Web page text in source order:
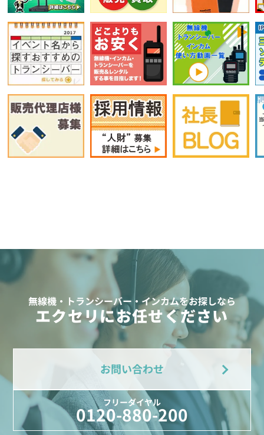
無線機・トランシーバー・インカムをお探しなら
エクセリにお任せください
お問い合わせ
フリーダイヤル
0120-880-200